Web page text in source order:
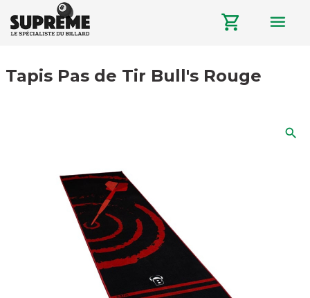
shopping_cart menu
Tapis Pas de Tir Bull's Rouge
search